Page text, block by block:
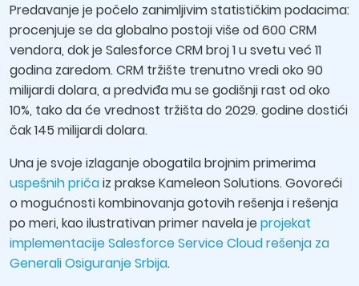
Predavanje je počelo zanimljivim statističkim podacima:
procenjuje se da globalno postoji više od 600 CRM
vendora, dok je Salesforce CRM broj 1 u svetu već 11
godina zaredom. CRM tržište trenutno vredi oko 90
milijardi dolara, a predviđa mu se godišnji rast od oko
10%, tako da će vrednost tržišta do 2029. godine dostići
čak 145 milijardi dolara.
Una je svoje izlaganje obogatila brojnim primerima
uspešnih pričaiz prakse Kameleon Solutions. Govoreći
o mogućnosti kombinovanja gotovih rešenja i rešenja
po meri, kao ilustrativan primer navela je projekat
implementacije Salesforce Service Cloud rešenja za
Generali Osiguranje Srbija.